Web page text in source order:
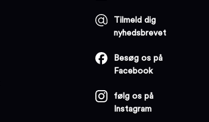
Tilmeld dig
nyhedsbrevet
Besøg os på
Facebook
følg os på
Instagram